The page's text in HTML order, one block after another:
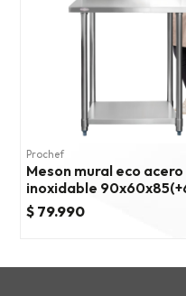
Prochef
Meson mural eco acero
inoxidable
$ 79.990